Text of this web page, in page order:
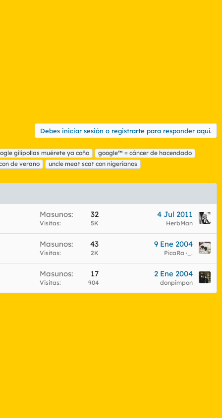
Debes iniciar sesión o registrarte para responder aquí.
gilipollas muérete ya coño
google™ = cáncer de hacendado
de verano
uncle meat scat con nigerianos
Masunos 32
Visitas 5K
4 Jul 2011
HerbMan
Masunos 43
Visitas 2K
9 Ene 2004
PicaRa ·_.
Masunos 17
Visitas 904
2 Ene 2004
donpimpon